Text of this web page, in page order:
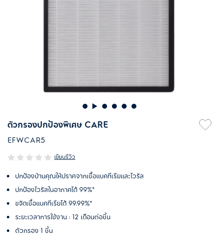
ตัวกรองปกป้องพิเศษ CARE
EFWCAR5
เขียนรีวิว
ปกป้องบ้านคุณให้ปราศจากเชื้อแบคทีเรียและไวรัส
ปกป้องไวรัสในอากาศได้ 99%*
ขจัดเชื้อแบคทีเรียได้ 99.99%*
ระยะเวลาการใช้งาน : 12 เดือนต่อชิ้น
ตัวกรอง 1 ชิ้น